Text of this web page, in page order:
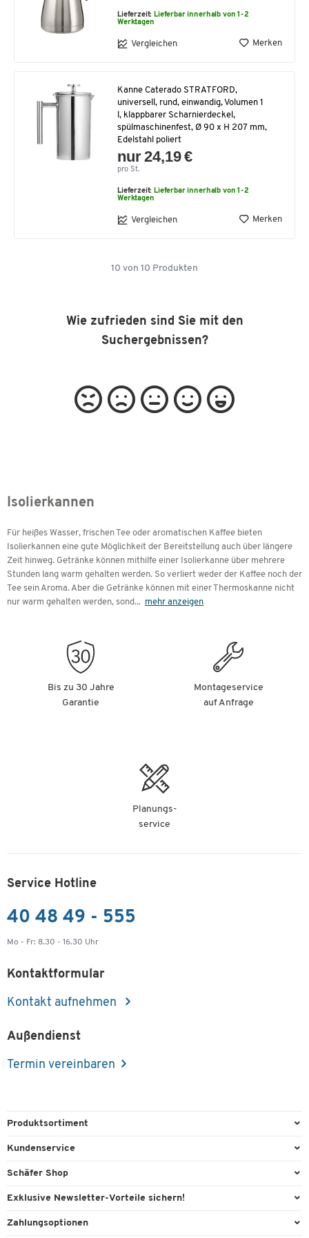
Lieferzeit: Lieferbar innerhalb von 1-2
Werktagen
Vergleichen Merken
Kanne Caterado STRATFORD,
universell, rund, einwandig, Volumen 1
l, klappbarer Scharnierdeckel,
spülmaschinenfest, Ø 90 x H 207 mm,
Edelstahl poliert
nur 24,19 €
pro St.
Lieferzeit: Lieferbar innerhalb von 1-2
Werktagen
Vergleichen Merken
10 von 10 Produkten
Wie zufrieden sind Sie mit den
Suchergebnissen?
Isolierkannen
Für heißes Wasser, frischen Tee oder aromatischen Kaffee bieten
Isolierkannen eine gute Möglichkeit der Bereitstellung auch über längere
Zeit hinweg. Getränke können mithilfe einer Isolierkanne über mehrere
Stunden lang warm gehalten werden. So verliert weder der Kaffee noch der
Tee sein Aroma. Aber die Getränke können mit einer Thermoskanne nicht
nur warm gehalten werden, sond... mehr anzeigen
Bis zu 30 Jahre
Garantie
Montageservice
auf Anfrage
Planungs-
service
Service Hotline
40 48 49 - 555
Mo - Fr: 8.30 - 16.30 Uhr
Kontaktformular
Kontakt aufnehmen
Außendienst
Termin vereinbaren
Produktsortiment
Büroausstattung
Reinigung & Hygiene
Kundenservice
Direktbestellung
Lieferinformationen
Schäfer Shop
AGB
Exklusive Newsletter-Vorteile sichern!
Willkommensgeschenk
Zahlungsoptionen